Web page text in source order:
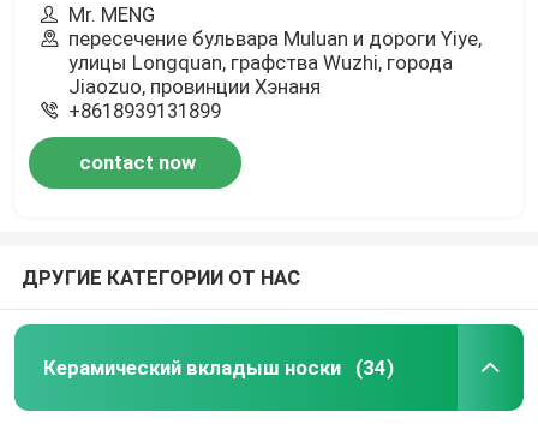
Mr. MENG
пересечение бульвара Muluan и дороги Yiye,
улицы Longquan, графства Wuzhi, города
Jiaozuo, провинции Хэнаня
+8618939131899
contact now
ДРУГИЕ КАТЕГОРИИ ОТ НАС
Керамический вкладыш носки (34)